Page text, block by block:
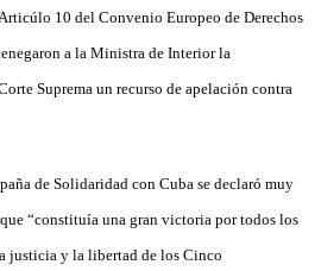
10 del Convenio Europeo de Derechos
a la Ministra de Interior la
Suprema un recurso de apelación contra
de Solidaridad con Cuba se declaró muy
“constituía una gran victoria por todos los
justicia y la libertad de los Cinco